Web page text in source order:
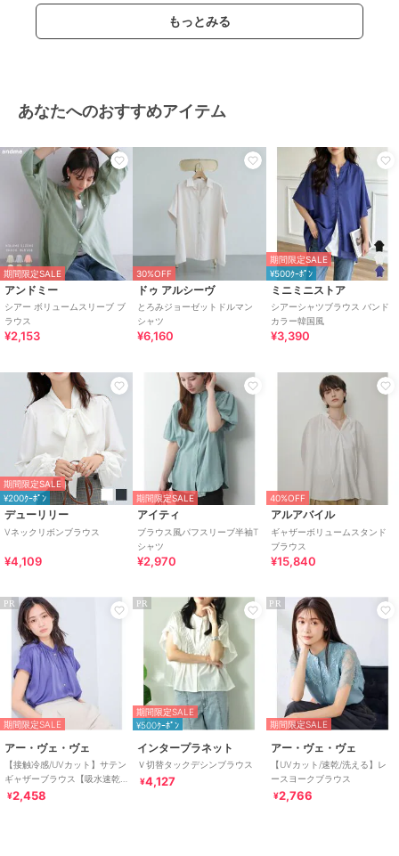
もっとみる
あなたへのおすすめアイテム
期間限定SALE
アンドミー
シアー ボリュームスリーブ ブ
ラウス
¥2,153
30%OFF
ドゥ アルシーヴ
とろみジョーゼットドルマン
シャツ
¥6,160
期間限定SALE
¥500ｸｰﾎﾟﾝ
ミニミニストア
シアーシャツブラウス バンド
カラー韓国風
¥3,390
期間限定SALE
¥200ｸｰﾎﾟﾝ
デューリリー
Vネックリボンブラウス
¥4,109
期間限定SALE
アイティ
ブラウス風パフスリーブ半袖T
シャツ
¥2,970
40%OFF
アルアバイル
ギャザーボリュームスタンド
ブラウス
¥15,840
PR
期間限定SALE
アー・ヴェ・ヴェ
【接触冷感/UVカット】サテン
ギャザーブラウス【吸水速乾/
イージーケア】
¥2,458
PR
期間限定SALE
¥500ｸｰﾎﾟﾝ
インタープラネット
Ｖ切替タックデシンブラウス
¥4,127
PR
期間限定SALE
アー・ヴェ・ヴェ
【UVカット/速乾/洗える】レ
ースヨークブラウス
¥2,766